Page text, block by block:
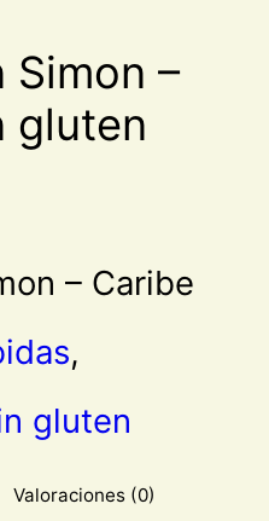
Simon –
gluten
– Caribe
gluten
Valoraciones (0)